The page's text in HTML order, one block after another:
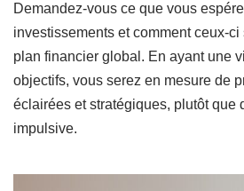
Demandez-vous ce que vous
investissements et comment ceux-ci
plan financier global. En ayant une
objectifs, vous serez en mesure de
éclairées et stratégiques, plutôt que
impulsive.